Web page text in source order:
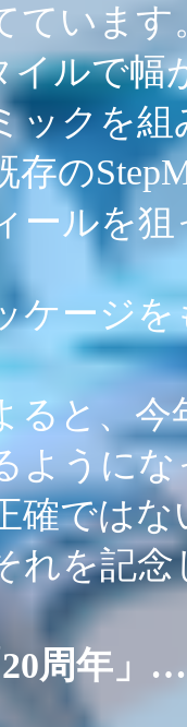
ています
イルで幅
ックを
の
ールを
ケージ
ると、
ように
ではな
れを記
周年」